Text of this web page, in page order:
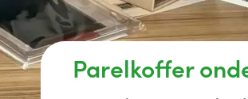
Parelkoffer